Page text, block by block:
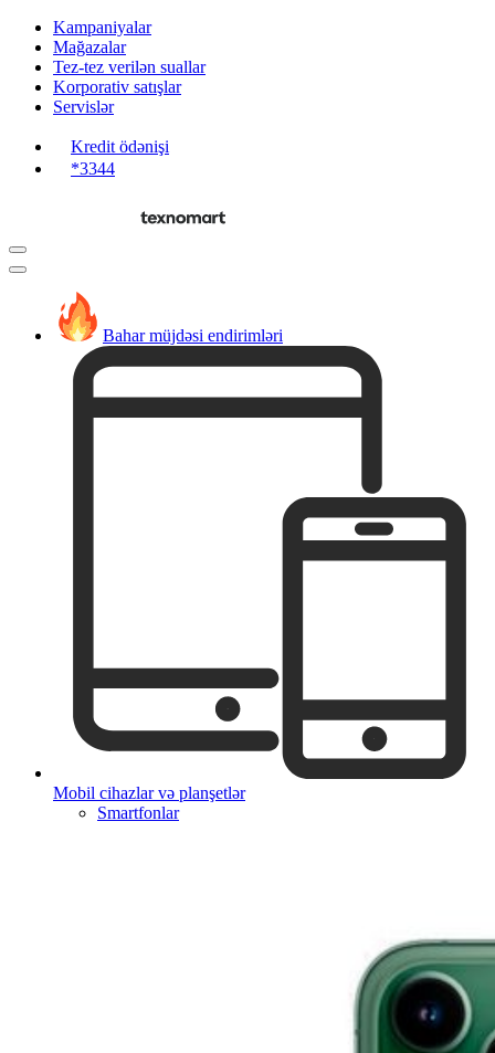
Kampaniyalar
Mağazalar
Tez-tez verilən suallar
Korporativ satışlar
Servislər
Kredit ödənişi
*3344
Bahar müjdəsi endirimləri
Mobil cihazlar və planşetlər
Smartfonlar